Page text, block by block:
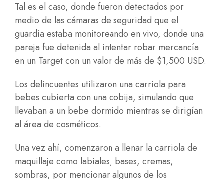
Tal es el caso, donde fueron detectados por
medio de las cámaras de seguridad que el
guardia estaba monitoreando en vivo, donde una
pareja fue detenida al intentar robar mercancía
en un Target con un valor de más de $1,500 USD.
Los delincuentes utilizaron una carriola para
bebes cubierta con una cobija, simulando que
llevaban a un bebe dormido mientras se dirigían
al área de cosméticos.
Una vez ahí, comenzaron a llenar la carriola de
maquillaje como labiales, bases, cremas,
sombras, por mencionar algunos de los